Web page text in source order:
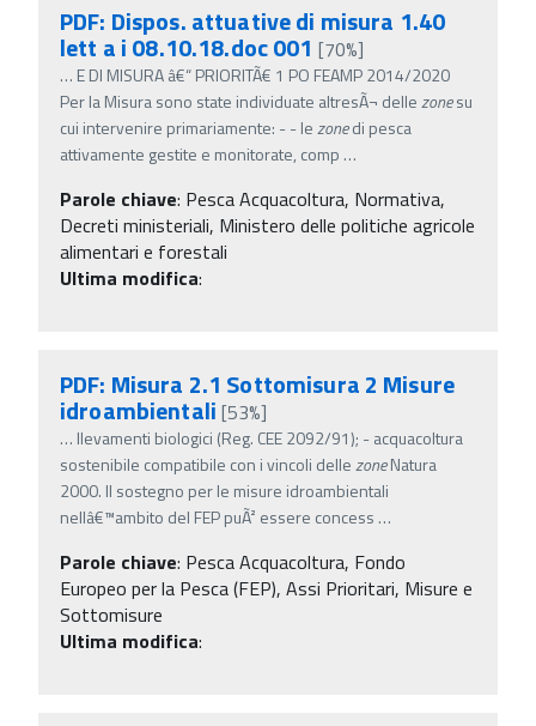
PDF: Dispos. attuative di misura 1.40
lett a i 08.10.18.doc 001 [70%]
… E DI MISURA â€“ PRIORITÃ€ 1 PO FEAMP 2014/2020
Per la Misura sono state individuate altresÃ¬ dellezonesu
cui intervenire primariamente: - - lezonedi pesca
attivamente gestite e monitorate, comp …
Parole chiave: Pesca Acquacoltura, Normativa,
Decreti ministeriali, Ministero delle politiche agricole
alimentari e forestali
Ultima modifica:
PDF: Misura 2.1 Sottomisura 2 Misure
idroambientali [53%]
… llevamenti biologici (Reg. CEE 2092/91); - acquacoltura
sostenibile compatibile con i vincoli dellezoneNatura
2000. Il sostegno per le misure idroambientali
nellâ€™ambito del FEP puÃ² essere concess …
Parole chiave: Pesca Acquacoltura, Fondo
Europeo per la Pesca (FEP), Assi Prioritari, Misure e
Sottomisure
Ultima modifica: